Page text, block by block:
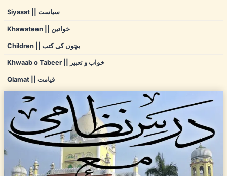
Siyasat || سیاست
Khawateen || خواتین
Children || بچوں کی کتب
Khwaab o Tabeer || خواب و تعبیر
Qiamat || قیامت